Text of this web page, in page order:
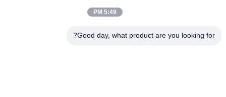
5:49 PM
Good day, what product are you looking